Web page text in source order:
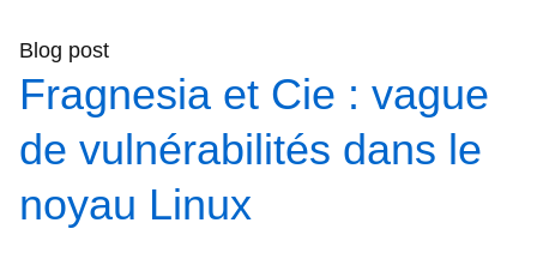
Blog post
Fragnesia et Cie : vague
de vulnérabilités dans le
noyau Linux